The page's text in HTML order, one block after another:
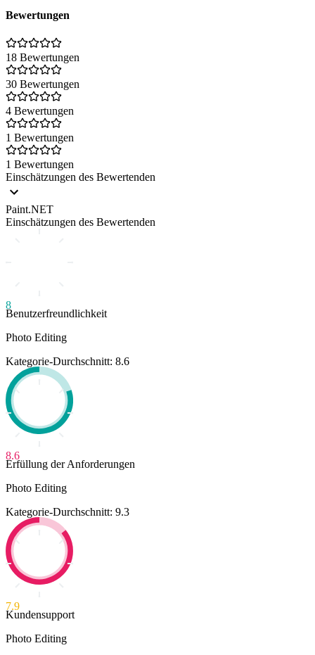
Bewertungen
18 Bewertungen
30 Bewertungen
4 Bewertungen
1 Bewertungen
1 Bewertungen
Einschätzungen des Bewertenden
Paint.NET
Einschätzungen des Bewertenden
8
Benutzerfreundlichkeit
Photo Editing
Kategorie-Durchschnitt: 8.6
8.6
Erfüllung der Anforderungen
Photo Editing
Kategorie-Durchschnitt: 9.3
7.9
Kundensupport
Photo Editing